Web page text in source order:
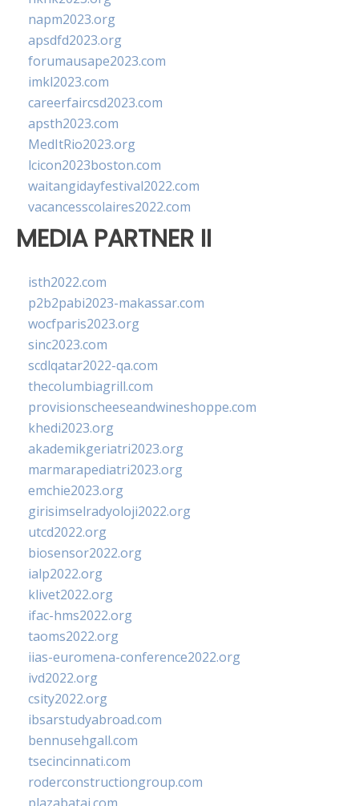
napm2023.org
apsdfd2023.org
forumausape2023.com
imkl2023.com
careerfaircsd2023.com
apsth2023.com
MedItRio2023.org
lcicon2023boston.com
waitangidayfestival2022.com
vacancesscolaires2022.com
MEDIA PARTNER II
isth2022.com
p2b2pabi2023-makassar.com
wocfparis2023.org
sinc2023.com
scdlqatar2022-qa.com
thecolumbiagrill.com
provisionscheeseandwineshoppe.com
khedi2023.org
akademikgeriatri2023.org
marmarapediatri2023.org
emchie2023.org
girisimselradyoloji2022.org
utcd2022.org
biosensor2022.org
ialp2022.org
klivet2022.org
ifac-hms2022.org
taoms2022.org
iias-euromena-conference2022.org
ivd2022.org
csity2022.org
ibsarstudyabroad.com
bennusehgall.com
tsecincinnati.com
roderconstructiongroup.com